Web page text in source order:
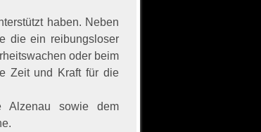
haben. Neben
die ein reibungsloser
oder beim
Zeit und Kraft für die
Alzenau sowie dem